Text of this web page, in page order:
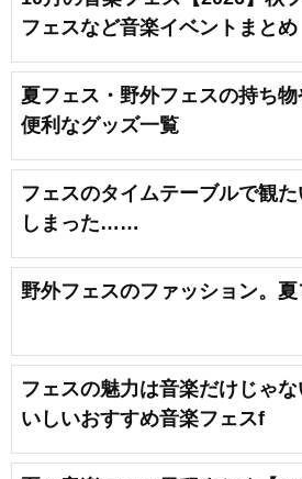
フェスなど音楽イベントまとめ
夏フェス・野外フェスの持ち
便利なグッズ一覧
フェスのタイムテーブルで観
しまった……
野外フェスのファッション。
フェスの魅力は音楽だけじゃ
いしいおすすめ音楽フェスf